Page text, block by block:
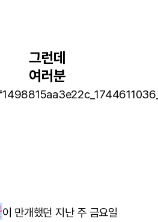
그런데
여러분
이 만개했던 지난 주 금요일